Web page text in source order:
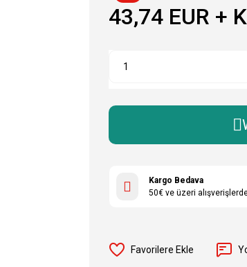
43,74 EUR +
Kargo Bedava
50€ ve üzeri